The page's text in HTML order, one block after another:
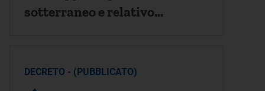
sotterraneo e relativo
DECRETO - (PUBBLICATO)